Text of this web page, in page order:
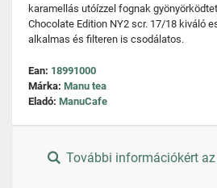
karamellás utóízzel fognak
Chocolate Edition NY2 scr. 17/18 kiváló
alkalmas és filteren is csodálatos.
Ean: 18991000
Márka: Manu tea
Eladó: ManuCafe
További információkért az